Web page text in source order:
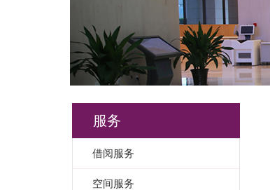
服务
借阅服务
空间服务